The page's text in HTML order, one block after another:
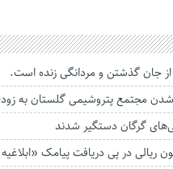
از جان گذشتن و مردانگی زنده است.
مجتمع پتروشیمی گلستان به
گرگان دستگیر شدند